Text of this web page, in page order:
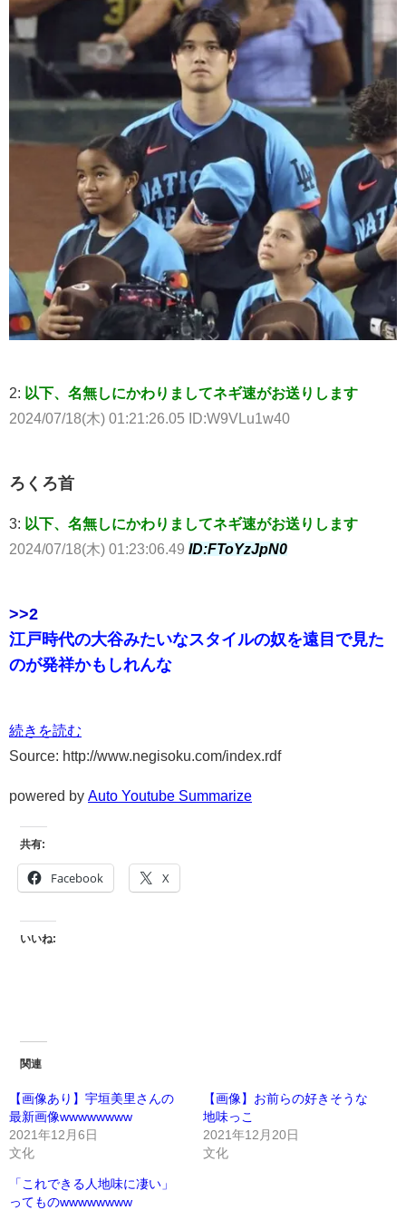
2: 以下、名無しにかわりましてネギ速がお送りします
2024/07/18(木) 01:21:26.05 ID:W9VLu1w40
ろくろ首
3: 以下、名無しにかわりましてネギ速がお送りします
2024/07/18(木) 01:23:06.49 ID:FToYzJpN0
>>2
江戸時代の大谷みたいなスタイルの奴を遠目で見た
のが発祥かもしれんな
続きを読む
Source: http://www.negisoku.com/index.rdf
powered by Auto Youtube Summarize
共有:
Facebook X
いいね:
関連
【画像あり】宇垣美里さんの
最新画像wwwwwwww
2021年12月6日
文化
【画像】お前らの好きそうな
地味っこ
2021年12月20日
文化
「これできる人地味に凄い」
ってものwwwwwwww